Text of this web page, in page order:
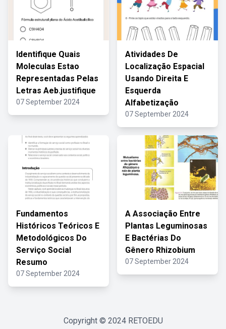
Identifique Quais
Moleculas Estao
Representadas Pelas
Letras Aeb.justifique
07 September 2024
Atividades De
Localização Espacial
Usando Direita E
Esquerda
Alfabetização
07 September 2024
Fundamentos
Históricos Teóricos E
Metodológicos Do
Serviço Social
Resumo
07 September 2024
A Associação Entre
Plantas Leguminosas
E Bactérias Do
Gênero Rhizobium
07 September 2024
Copyright © 2024 RETOEDU